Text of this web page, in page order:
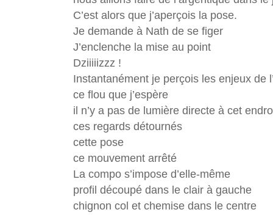
C’est alors que j’aperçois la pose.
Je demande à Nath de se figer
J’enclenche la mise au point
Dziiiiizzz !
Instantanément je perçois les enjeux de
ce flou que j’espère
il n’y a pas de lumière directe à cet
ces regards détournés
cette pose
ce mouvement arrêté
La compo s’impose d’elle-même
profil découpé dans le clair à gauche
chignon col et chemise dans le centre